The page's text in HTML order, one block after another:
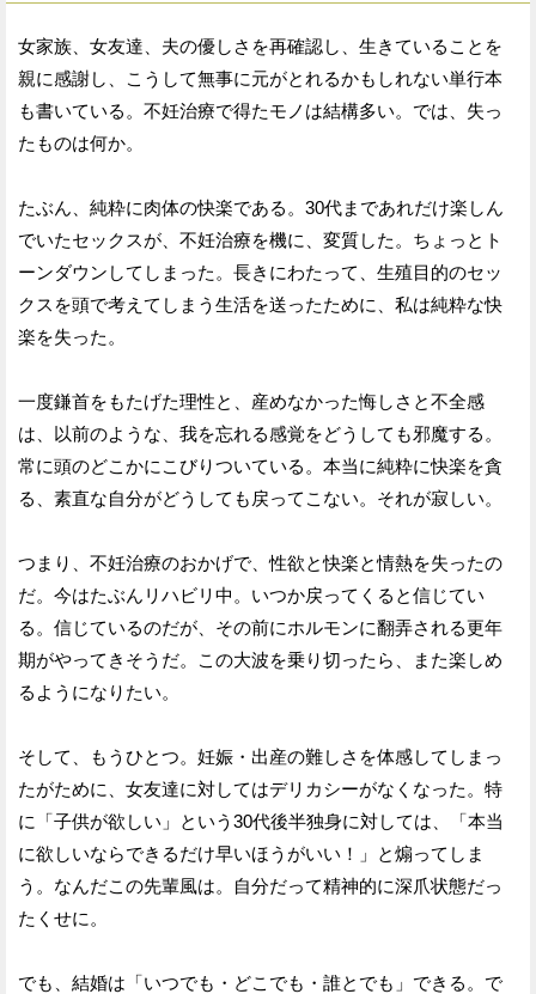
女家族、女友達、夫の優しさを再確認し、生きていることを
親に感謝し、こうして無事に元がとれるかもしれない単行本
も書いている。不妊治療で得たモノは結構多い。では、失っ
たものは何か。
たぶん、純粋に肉体の快楽である。30代まであれだけ楽しん
でいたセックスが、不妊治療を機に、変質した。ちょっとト
ーンダウンしてしまった。長きにわたって、生殖目的のセッ
クスを頭で考えてしまう生活を送ったために、私は純粋な快
楽を失った。
一度鎌首をもたげた理性と、産めなかった悔しさと不全感
は、以前のような、我を忘れる感覚をどうしても邪魔する。
常に頭のどこかにこびりついている。本当に純粋に快楽を貪
る、素直な自分がどうしても戻ってこない。それが寂しい。
つまり、不妊治療のおかげで、性欲と快楽と情熱を失ったの
だ。今はたぶんリハビリ中。いつか戻ってくると信じてい
る。信じているのだが、その前にホルモンに翻弄される更年
期がやってきそうだ。この大波を乗り切ったら、また楽しめ
るようになりたい。
そして、もうひとつ。妊娠・出産の難しさを体感してしまっ
たがために、女友達に対してはデリカシーがなくなった。特
に「子供が欲しい」という30代後半独身に対しては、「本当
に欲しいならできるだけ早いほうがいい！」と煽ってしま
う。なんだこの先輩風は。自分だって精神的に深爪状態だっ
たくせに。
でも、結婚は「いつでも・どこでも・誰とでも」できる。で